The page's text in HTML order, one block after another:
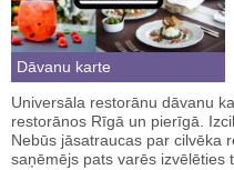
Dāvanu karte
Universāla restorānu dāvanu
restorānos Rīgā un pierīgā.
Nebūs jāsatraucas par cilvēka
saņēmējs pats varēs izvēlēties